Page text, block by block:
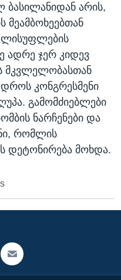
ბასილანიდან არის,
მეამბოხეებთან
ადრე ჯერ კიდევ
მკვლელობასთან
კონგრესმენი
გამომძიებლები
ნარჩენები და
რომლის
დეტონირება მოხდა.